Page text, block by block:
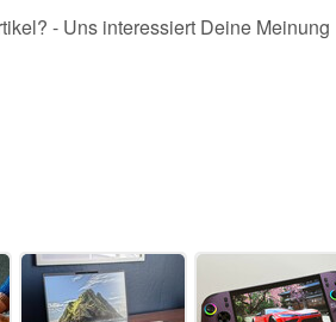
- Uns interessiert Deine Meinung